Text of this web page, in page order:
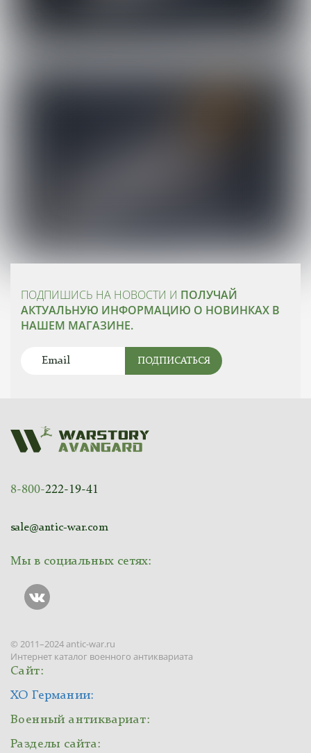
ПОДПИШИСЬ НА НОВОСТИ И ПОЛУЧАЙ
АКТУАЛЬНУЮ ИНФОРМАЦИЮ О НОВИНКАХ В
НАШЕМ МАГАЗИНЕ.
ПОДПИСАТЬСЯ
8-800-222-19-41
sale@antic-war.com
Мы в социальных сетях:
© 2011–2024 antic-war.ru
Интернет каталог военного антиквариата
Сайт:
ХО Германии:
Военный антиквариат:
Разделы сайта: